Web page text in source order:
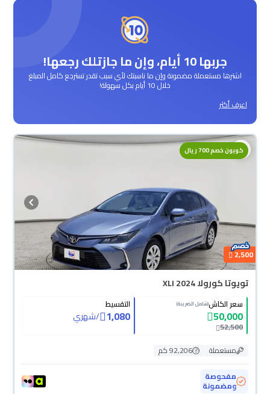
جربها 10 أيام، وإن ما جازتلك رجعها!
اشترها مستعملة مضمونة وإن ما ناسبتك لأي سبب تقدر تسترجع كامل المبلغ
خلال 10 أيام بكل سهولة!
اعرف أكثر
كوبون خصم 700 ريال
2,500
تويوتا كورولا XLI 2024
سعر الكاش(شامل الضريبة)
50,000
52,500
التقسيط
1,080
/شهري
مستعملة
92,206 كم
مفحوصة
ومضمونة